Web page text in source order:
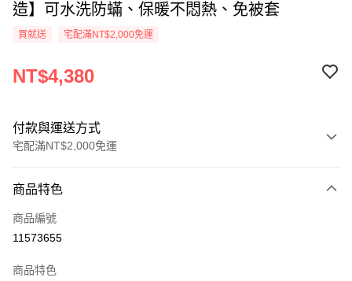
造】可水洗防蟎、保暖不悶熱、免被套
買就送 宅配滿NT$2,000免運
NT$4,380
付款與運送方式
宅配滿NT$2,000免運
信用卡一次付款
信用卡分期付款
合作金庫商業銀行
6 期 0 利率 每期
商品特色
商品編號
11573655
商品特色